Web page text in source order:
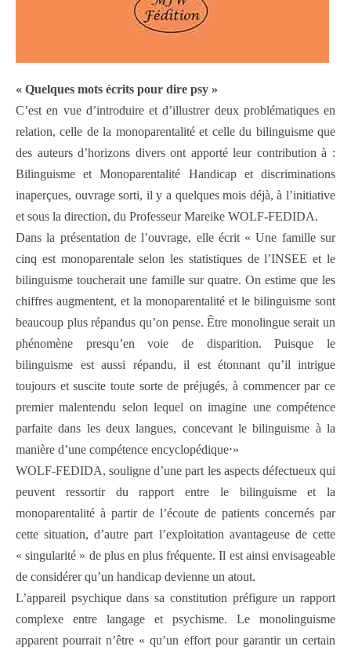
« Quelques mots écrits pour dire psy »
C’est en vue d’introduire et d’illustrer deux problématiques en
relation, celle de la monoparentalité et celle du bilinguisme que
des auteurs d’horizons divers ont apporté leur contribution à :
Bilinguisme et Monoparentalité Handicap et discriminations
inaperçues, ouvrage sorti, il y a quelques mois déjà, à l’initiative
et sous la direction, du Professeur Mareike WOLF-FEDIDA.
Dans la présentation de l’ouvrage, elle écrit « Une famille sur
cinq est monoparentale selon les statistiques de l’INSEE et le
bilinguisme toucherait une famille sur quatre. On estime que les
chiffres augmentent, et la monoparentalité et le bilinguisme sont
beaucoup plus répandus qu’on pense. Être monolingue serait un
phénomène presqu’en voie de disparition. Puisque le
bilinguisme est aussi répandu, il est étonnant qu’il intrigue
toujours et suscite toute sorte de préjugés, à commencer par ce
premier malentendu selon lequel on imagine une compétence
parfaite dans les deux langues, concevant le bilinguisme à la
manière d’une compétence encyclopédique⋅»
WOLF-FEDIDA, souligne d’une part les aspects défectueux qui
peuvent ressortir du rapport entre le bilinguisme et la
monoparentalité à partir de l’écoute de patients concernés par
cette situation, d’autre part l’exploitation avantageuse de cette
« singularité » de plus en plus fréquente. Il est ainsi envisageable
de considérer qu’un handicap devienne un atout.
L’appareil psychique dans sa constitution préfigure un rapport
complexe entre langage et psychisme. Le monolinguisme
apparent pourrait n’être « qu’un effort pour garantir un certain